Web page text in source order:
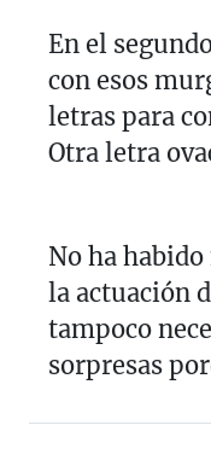
En el
con esos
letras para
Otra letra
No ha habido
la actuación
tampoco
sorpresas